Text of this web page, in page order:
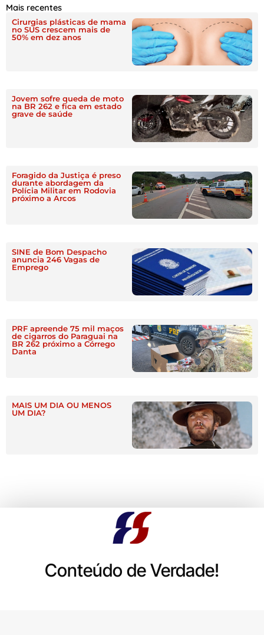
Mais recentes
Cirurgias plásticas de mama
no SUS crescem mais de
50% em dez anos
Jovem sofre queda de moto
na BR 262 e fica em estado
grave de saúde
Foragido da Justiça é preso
durante abordagem da
Polícia Militar em Rodovia
próximo a Arcos
SINE de Bom Despacho
anuncia 246 Vagas de
Emprego
PRF apreende 75 mil maços
de cigarros do Paraguai na
BR 262 próximo a Córrego
Danta
MAIS UM DIA OU MENOS
UM DIA?
Conteúdo de Verdade!